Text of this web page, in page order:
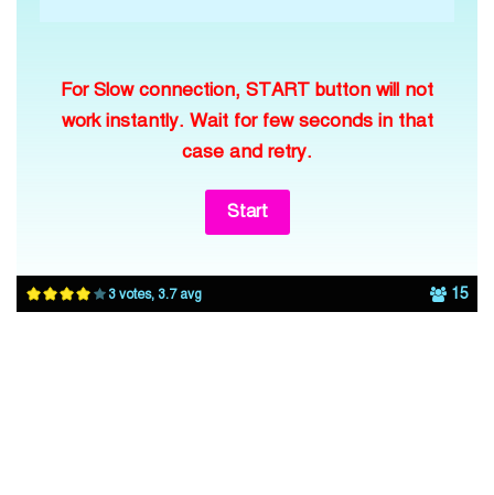
3 votes, 3.7 avg 15
For Slow connection, START button will not
work instantly. Wait for few seconds in that
case and retry.